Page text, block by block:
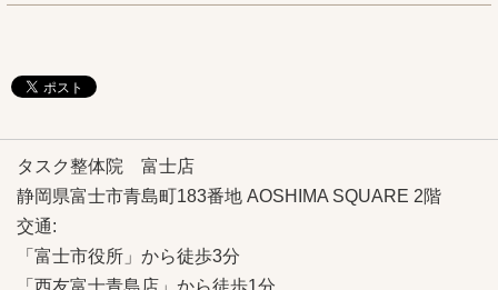
タスク整体院 富士店
静岡県富士市青島町183番地 AOSHIMA SQUARE 2階
交通:
「富士市役所」から徒歩3分
「西友富士青島店」から徒歩1分